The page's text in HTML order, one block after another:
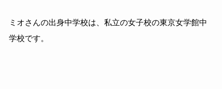
ミオさんの出身中学校は、私立の女子校の東京女学館中
学校です。